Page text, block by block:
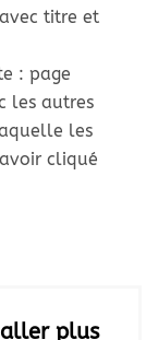
titre et
: page
les autres
les
cliqué
aller plus